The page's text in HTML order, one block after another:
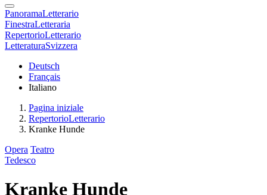
PanoramaLetterario
FinestraLetteraria
RepertorioLetterario
LetteraturaSvizzera
Deutsch
Français
Italiano
Pagina iniziale
RepertorioLetterario
Kranke Hunde
Opera Teatro
Tedesco
Kranke Hunde